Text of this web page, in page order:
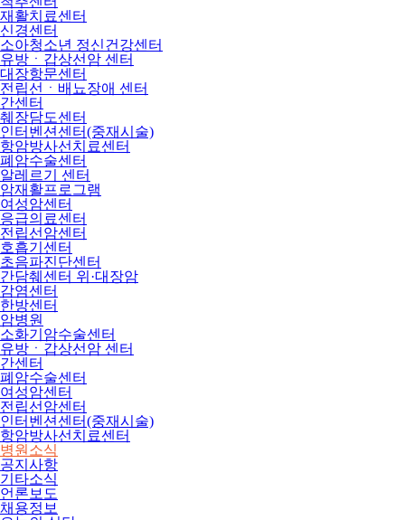
재활치료센터
신경센터
소아청소년 정신건강센터
유방ㆍ갑상선암 센터
대장항문센터
전립선ㆍ배뇨장애 센터
간센터
췌장담도센터
인터벤션센터(중재시술)
항암방사선치료센터
폐암수술센터
알레르기 센터
암재활프로그램
여성암센터
응급의료센터
전립선암센터
호흡기센터
초음파진단센터
간담췌센터 위·대장암
감염센터
한방센터
암병원
소화기암수술센터
유방ㆍ갑상선암 센터
간센터
폐암수술센터
여성암센터
전립선암센터
인터벤션센터(중재시술)
항암방사선치료센터
병원소식
공지사항
기타소식
언론보도
채용정보